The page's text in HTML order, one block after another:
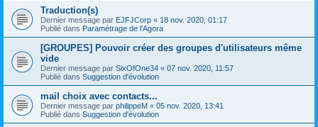
Traduction(s)
Dernier message par EJFJCorp « 18 nov. 2020, 01:17
Publié dans Paramétrage de l'Agora
[GROUPES] Pouvoir créer des groupes d'utilisateurs même
vide
Dernier message par SixOfOne34 « 07 nov. 2020, 11:57
Publié dans Suggestion d'évolution
mail choix avec contacts...
Dernier message par philippeM « 05 nov. 2020, 13:41
Publié dans Suggestion d'évolution